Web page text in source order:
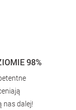
98%
nas dalej!